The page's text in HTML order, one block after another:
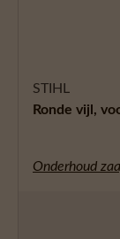
STIHL
Ronde vijl,
Onderhoud